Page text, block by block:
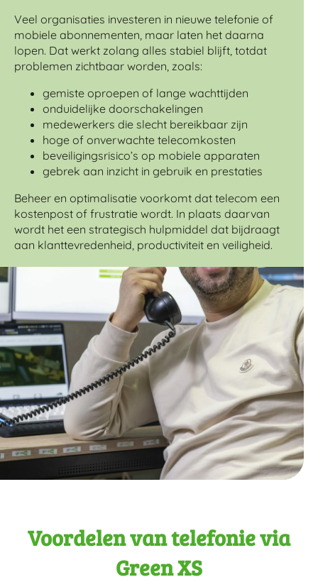
Veel organisaties investeren in nieuwe telefonie of
mobiele abonnementen, maar laten het daarna
lopen. Dat werkt zolang alles stabiel blijft, totdat
problemen zichtbaar worden, zoals:
gemiste oproepen of lange wachttijden
onduidelijke doorschakelingen
medewerkers die slecht bereikbaar zijn
hoge of onverwachte telecomkosten
beveiligingsrisico’s op mobiele apparaten
gebrek aan inzicht in gebruik en prestaties
Beheer en optimalisatie voorkomt dat telecom een
kostenpost of frustratie wordt. In plaats daarvan
wordt het een strategisch hulpmiddel dat bijdraagt
aan klanttevredenheid, productiviteit en veiligheid.
Voordelen van telefonie via
Green XS